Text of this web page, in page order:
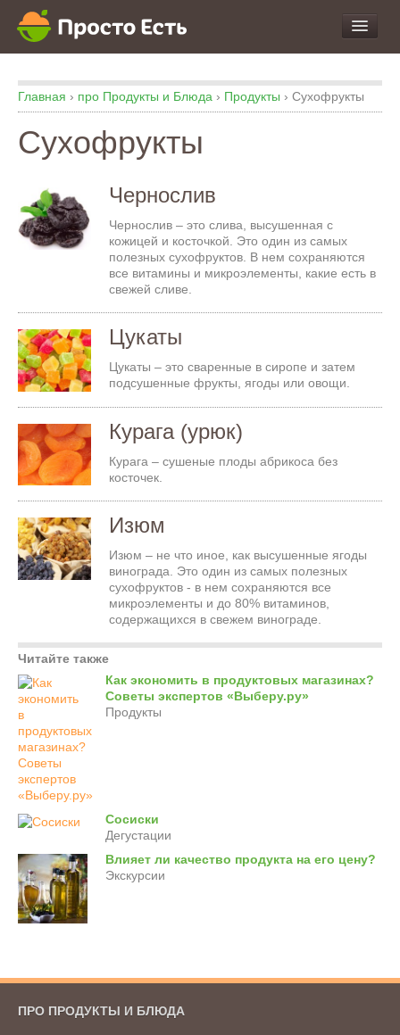
про Еду
про Кухню
про Экспертизу
Главная › про Продукты и Блюда › Продукты › Сухофрукты
Сухофрукты
Чернослив
Чернослив – это слива, высушенная с
кожицей и косточкой. Это один из самых
полезных сухофруктов. В нем сохраняются
все витамины и микроэлементы, какие есть в
свежей сливе.
Цукаты
Цукаты – это сваренные в сиропе и затем
подсушенные фрукты, ягоды или овощи.
Курага (урюк)
Курага – сушеные плоды абрикоса без
косточек.
Изюм
Изюм – не что иное, как высушенные ягоды
винограда. Это один из самых полезных
сухофруктов - в нем сохраняются все
микроэлементы и до 80% витаминов,
содержащихся в свежем винограде.
Читайте также
Как экономить в продуктовых магазинах?
Советы экспертов «Выберу.ру»
Продукты
Сосиски
Дегустации
Влияет ли качество продукта на его цену?
Экскурсии
ПРО ПРОДУКТЫ И БЛЮДА